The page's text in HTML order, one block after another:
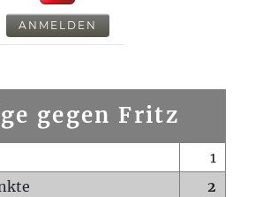
ANMELDEN
gegen Fritz
1
2